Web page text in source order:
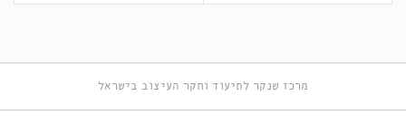
מרכז שנקר לתיעוד וחקר העיצוב בישראל